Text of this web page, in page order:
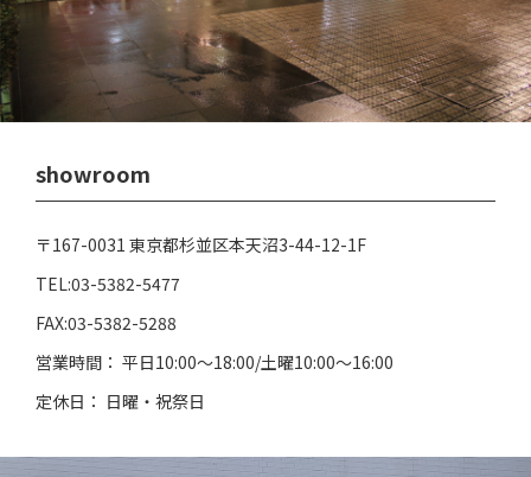
showroom
〒167-0031 東京都杉並区本天沼3-44-12-1F
TEL:03-5382-5477
FAX:03-5382-5288
営業時間： 平日10:00～18:00/土曜10:00～16:00
定休日： 日曜・祝祭日